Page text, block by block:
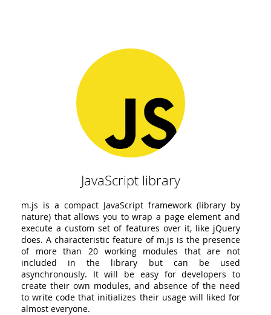
JavaScript library
m.js is a compact JavaScript framework (library by
nature) that allows you to wrap a page element and
execute a custom set of features over it, like jQuery
does. A characteristic feature of m.js is the presence
of more than 20 working modules that are not
included in the library but can be used
asynchronously. It will be easy for developers to
create their own modules, and absence of the need
to write code that initializes their usage will liked for
almost everyone.